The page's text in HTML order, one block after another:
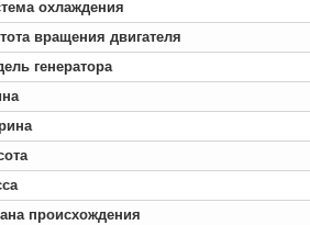
охлаждения
вращения двигателя
генератора
происхождения